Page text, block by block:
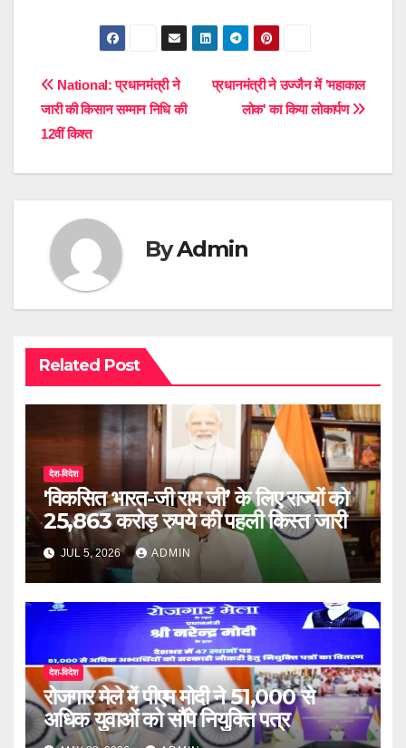
Post
navigation
प्रधानमंत्री ने उज्जैन में 'महाकाल
लोक' का किया लोकार्पण
National: प्रधानमंत्री ने
जारी की किसान सम्मान निधि की
12वीं किश्त
ByAdmin
Related Post
देश-विदेश
'विकसित भारत-जी राम जी’ के लिए राज्यों को
25,863 करोड़ रुपये की पहली किस्त जारी
JUL 5, 2026 ADMIN
देश-विदेश
रोजगार मेले में पीएम मोदी ने 51,000 से
अधिक युवाओं को सौंपे नियुक्ति पत्र